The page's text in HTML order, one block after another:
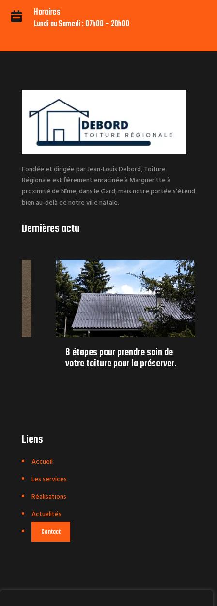
 Horaires
Lundi au Samedi : 07h00 – 20h00
Fondée et dirigée par Jean-Louis Debord, Toiture
Régionale est fièrement enracinée à Margueritte à
proximité de Nîme, dans le Gard, mais notre portée s’étend
bien au-delà de notre ville natale.
Dernières actu
8 étapes pour prendre soin de
votre toiture pour la préserver.
Liens
Accueil
Les services
Réalisations
Actualités
Contact